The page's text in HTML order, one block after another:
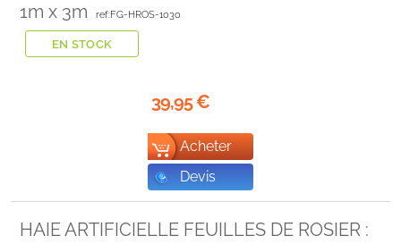
1m x 3m
ref:FG-HROS-1030
EN STOCK
39,95€
Acheter
Devis
HAIE ARTIFICIELLE FEUILLES DE ROSIER :